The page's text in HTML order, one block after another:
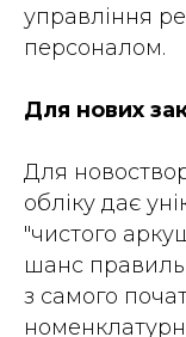
управління
персоналом.
Для нових
Для
обліку дає
"чистого
шанс
з самого